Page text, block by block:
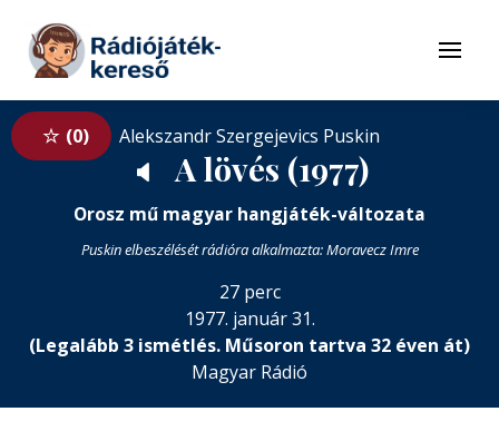
Tovább a tartalomhoz
Menü
0 Alekszandr Szergejevics Puskin
🔈 A lövés (1977)
Orosz mű magyar hangjáték-változata
Puskin elbeszélését rádióra alkalmazta: Moravecz Imre
27 perc
1977. január 31.
(Legalább 3 ismétlés. Műsoron tartva 32 éven át)
Magyar Rádió